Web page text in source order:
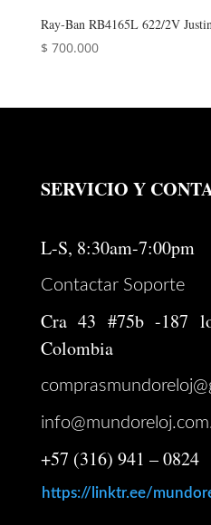
Ray‑Ban RB4165L 622/2V
$ 700.000
SERVICIO Y
L-S, 8:30am-7:00pm
Contactar Soporte
Cra 43 #75b -187
Colombia
+57 (316) 941 – 0824
https://linktr.ee/